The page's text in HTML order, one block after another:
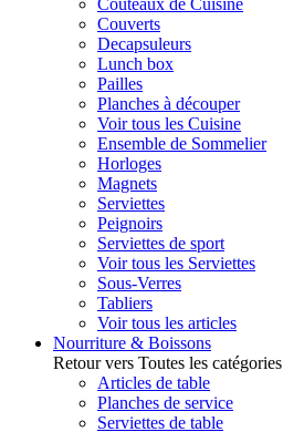
Couteaux de Cuisine
Couverts
Decapsuleurs
Lunch box
Pailles
Planches à découper
Voir tous les Cuisine
Ensemble de Sommelier
Horloges
Magnets
Serviettes
Peignoirs
Serviettes de sport
Voir tous les Serviettes
Sous-Verres
Tabliers
Voir tous les articles
Nourriture & Boissons
Retour vers Toutes les catégories
Articles de table
Planches de service
Serviettes de table